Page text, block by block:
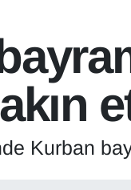
Kurban